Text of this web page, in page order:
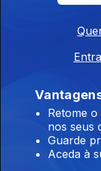
12 jun. 2025
Portugal - França no Euro de Sub-21.
Talisca dá-nos
Retome
nos seus
Guarde
Aceda à